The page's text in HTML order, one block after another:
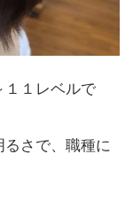
１レベルで
さで、職種に